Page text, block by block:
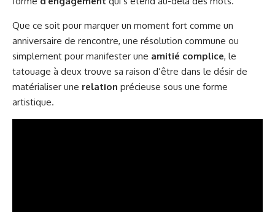
Que ce soit pour marquer un moment fort comme un
anniversaire de rencontre, une résolution commune ou
simplement pour manifester une amitié complice, le
tatouage à deux trouve sa raison d’être dans le désir de
matérialiser une relation précieuse sous une forme
artistique.